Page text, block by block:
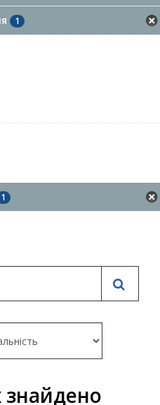
1
1
знайдено